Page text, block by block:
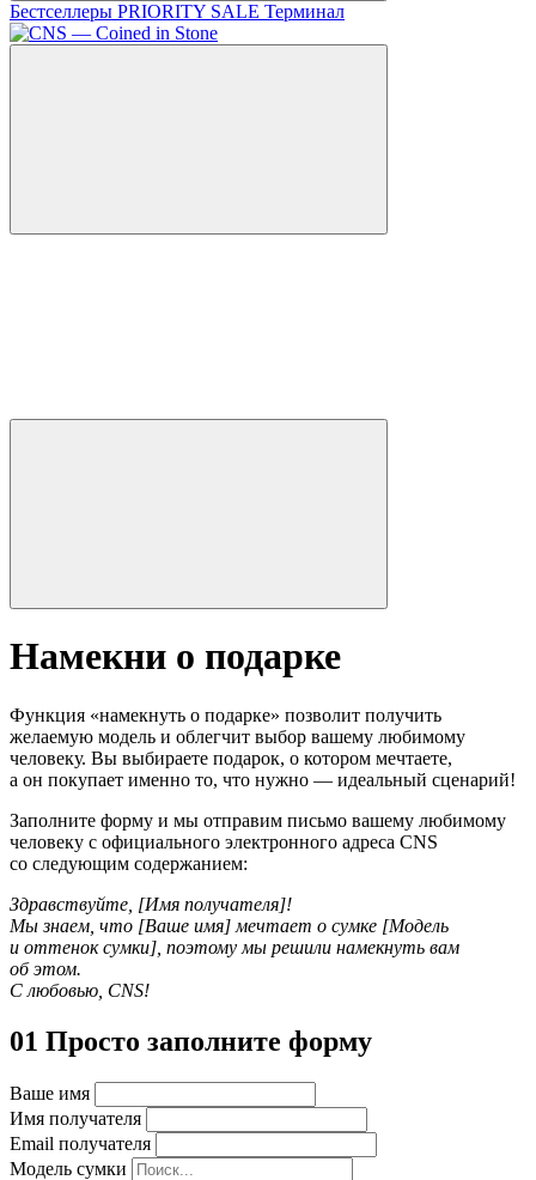
Бестселлеры PRIORITY SALE Терминал
Намекни о подарке
Функция «намекнуть о подарке» позволит получить
желаемую модель и облегчит выбор вашему любимому
человеку. Вы выбираете подарок, o котором мечтаете,
а он покупает именно то, что нужно — идеальный сценарий!
Заполните форму и мы отправим письмо вашему любимому
человеку с официального электронного адреса CNS
со следующим содержанием:
Здравствуйте, [Имя получателя]!
Мы знаем, что [Ваше имя] мечтает о сумке [Модель
и оттенок сумки], поэтому мы решили намекнуть вам
об этом.
С любовью, CNS!
01 Просто заполните форму
Ваше имя
Имя получателя
Email получателя
Модель сумки